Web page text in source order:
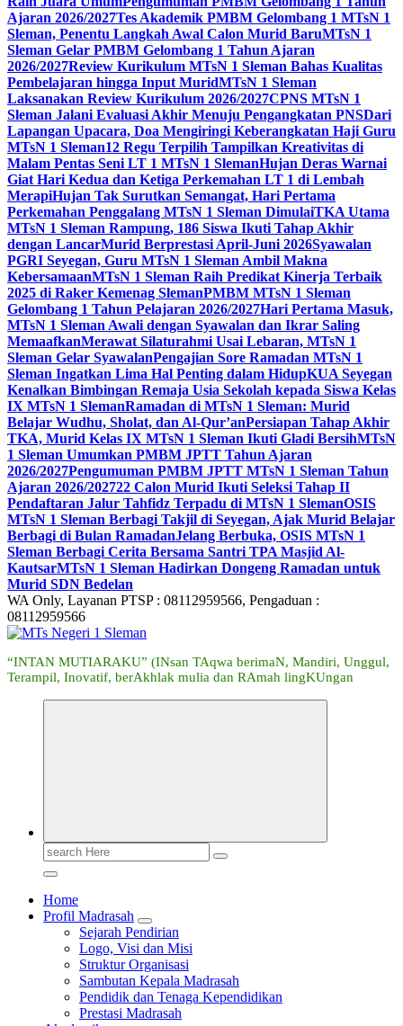
Ajaran 2026/2027Tes Akademik PMBM Gelombang 1 MTsN 1
Sleman, Penentu Langkah Awal Calon Murid BaruMTsN 1
Sleman Gelar PMBM Gelombang 1 Tahun Ajaran
2026/2027Review Kurikulum MTsN 1 Sleman Bahas Kualitas
Pembelajaran hingga Input MuridMTsN 1 Sleman
Laksanakan Review Kurikulum 2026/2027CPNS MTsN 1
Sleman Jalani Evaluasi Akhir Menuju Pengangkatan PNSDari
Lapangan Upacara, Doa Mengiringi Keberangkatan Haji Guru
MTsN 1 Sleman12 Regu Terpilih Tampilkan Kreativitas di
Malam Pentas Seni LT 1 MTsN 1 SlemanHujan Deras Warnai
Giat Hari Kedua dan Ketiga Perkemahan LT 1 di Lembah
MerapiHujan Tak Surutkan Semangat, Hari Pertama
Perkemahan Penggalang MTsN 1 Sleman DimulaiTKA Utama
MTsN 1 Sleman Rampung, 186 Siswa Ikuti Tahap Akhir
dengan LancarMurid Berprestasi April-Juni 2026Syawalan
PGRI Seyegan, Guru MTsN 1 Sleman Ambil Makna
KebersamaanMTsN 1 Sleman Raih Predikat Kinerja Terbaik
2025 di Raker Kemenag SlemanPMBM MTsN 1 Sleman
Gelombang 1 Tahun Pelajaran 2026/2027Hari Pertama Masuk,
MTsN 1 Sleman Awali dengan Syawalan dan Ikrar Saling
MemaafkanMerawat Silaturahmi Usai Lebaran, MTsN 1
Sleman Gelar SyawalanPengajian Sore Ramadan MTsN 1
Sleman Ingatkan Lima Hal Penting dalam HidupKUA Seyegan
Kenalkan Bimbingan Remaja Usia Sekolah kepada Siswa Kelas
IX MTsN 1 SlemanRamadan di MTsN 1 Sleman: Murid
Belajar Wudhu, Sholat, dan Al-Qur’anPersiapan Tahap Akhir
TKA, Murid Kelas IX MTsN 1 Sleman Ikuti Gladi BersihMTsN
1 Sleman Umumkan PMBM JPTT Tahun Ajaran
2026/2027Pengumuman PMBM JPTT MTsN 1 Sleman Tahun
Ajaran 2026/202722 Calon Murid Ikuti Seleksi Tahap II
Pendaftaran Jalur Tahfidz Terpadu di MTsN 1 SlemanOSIS
MTsN 1 Sleman Berbagi Takjil di Seyegan, Ajak Murid Belajar
Berbagi di Bulan RamadanJelang Berbuka, OSIS MTsN 1
Sleman Berbagi Cerita Bersama Santri TPA Masjid Al-
KautsarMTsN 1 Sleman Hadirkan Dongeng Ramadan untuk
Murid SDN Bedelan
WA Only, Layanan PTSP : 08112959566, Pengaduan :
08112959566
“INTAN MUTIARAKU” (INsan TAqwa berimaN, Mandiri, Unggul,
Terampil, Inovatif, berAkhlak mulia dan RAmah lingKUngan
Search
for:
Home
Profil Madrasah
Sejarah Pendirian
Logo, Visi dan Misi
Struktur Organisasi
Sambutan Kepala Madrasah
Pendidik dan Tenaga Kependidikan
Prestasi Madrasah